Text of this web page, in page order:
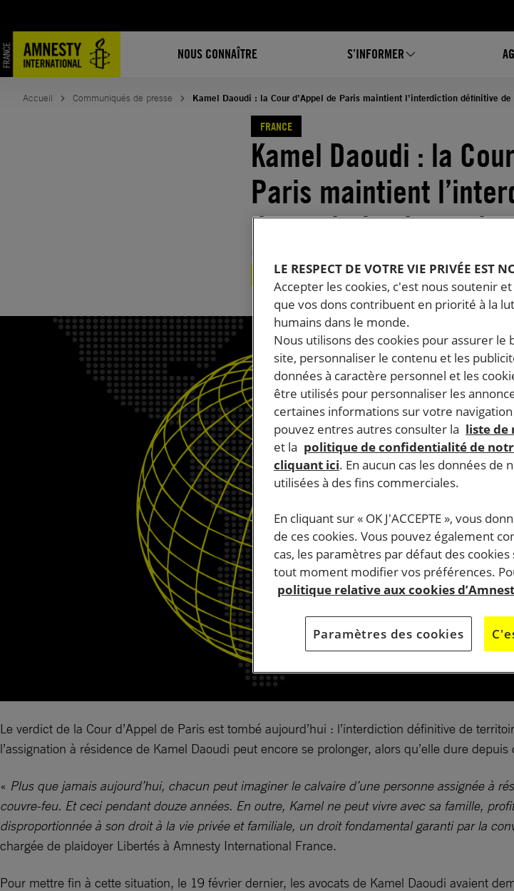
NOUS CONNAÎTRE S’INFORMER
contenu
Accueil Communiqués de presse Kamel Daoudi : la Cour d’Appel de Paris maintient l’interdiction définitive
FRANCE
Kamel Daoudi : la
Paris maintient
de territoire français.
FRANCE
Le verdict de la Cour d’Appel de Paris est tombé aujourd’hui : l’interdiction définitive de
l’assignation à résidence de Kamel Daoudi peut encore se prolonger, alors qu’elle dure
« Plus que jamais aujourd’hui, chacun peut imaginer le calvaire d’une personne assignée à
couvre-feu. Et ceci pendant douze années. En outre, Kamel ne peut vivre avec sa famille,
disproportionnée à son droit à la vie privée et familiale, un droit fondamental garanti par la
chargée de plaidoyer Libertés à Amnesty International France.
Pour mettre fin à cette situation, le 19 février dernier, les avocats de Kamel Daoudi avaient
LE RESPECT DE VOTRE VIE PRIVÉE EST
Accepter les cookies, c'est nous soutenir
que vos dons contribuent en priorité à la
humains dans le monde.
Nous utilisons des cookies pour assurer
site, personnaliser le contenu et les
données à caractère personnel et les
être utilisés pour personnaliser les
certaines informations sur votre
pouvez entres autres consulter la liste de
et la politique de confidentialité de
cliquant ici. En aucun cas les données de
utilisées à des fins commerciales.
En cliquant sur « OK J'ACCEPTE », vous
de ces cookies. Vous pouvez également
cas, les paramètres par défaut des
tout moment modifier vos préférences.
politique relative aux cookies
Paramètres des cookies